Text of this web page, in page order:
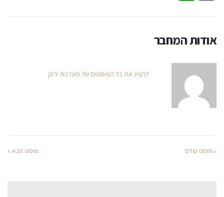
אודות המחבר
להציג את כל הפוסטים של מערכת ירוק
« פוסט קודם פוסט הבא »